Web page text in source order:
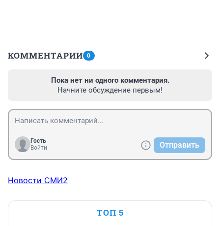
КОММЕНТАРИИ 0
Пока нет ни одного комментария.
Начните обсуждение первым!
Гость
Войти
Отправить
Новости СМИ2
ТОП 5